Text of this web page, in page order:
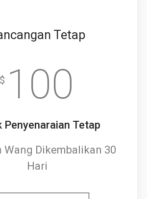
Tetap
$ 100
Penyenaraian Tetap
Wang Dikembalikan 30
Hari